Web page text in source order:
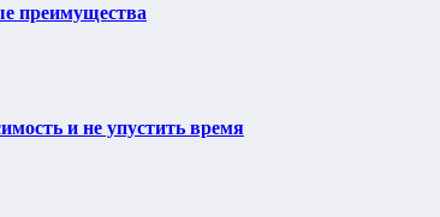
преимущества
и не упустить время